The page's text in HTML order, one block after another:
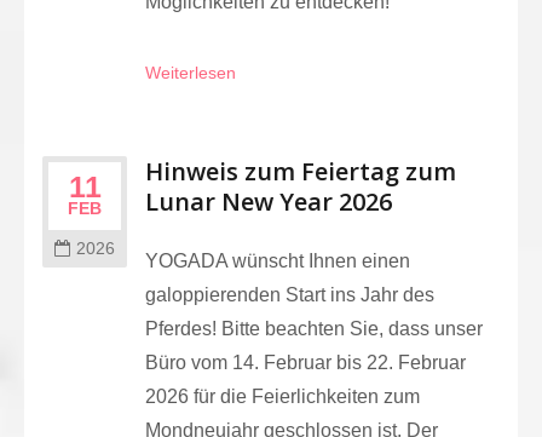
Weiterlesen
11
FEB
2026
Hinweis zum Feiertag zum
Lunar New Year 2026
YOGADA wünscht Ihnen einen
galoppierenden Start ins Jahr des
Pferdes! Bitte beachten Sie, dass unser
Büro vom 14. Februar bis 22. Februar
2026 für die Feierlichkeiten zum
Mondneujahr geschlossen ist. Der